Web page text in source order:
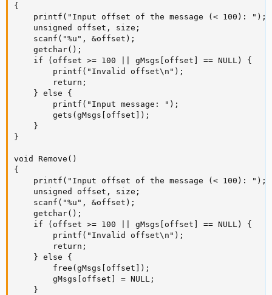
{
    printf("Input offset of the message (< 100): ");
    unsigned offset, size;
    scanf("%u", &offset);
    getchar();
    if (offset >= 100 || gMsgs[offset] == NULL) {
        printf("Invalid offset\n");
        return;
    } else {
        printf("Input message: ");
        gets(gMsgs[offset]);
    }
}
void Remove()
{
    printf("Input offset of the message (< 100): ");
    unsigned offset, size;
    scanf("%u", &offset);
    getchar();
    if (offset >= 100 || gMsgs[offset] == NULL) {
        printf("Invalid offset\n");
        return;
    } else {
        free(gMsgs[offset]);
        gMsgs[offset] = NULL;
    }